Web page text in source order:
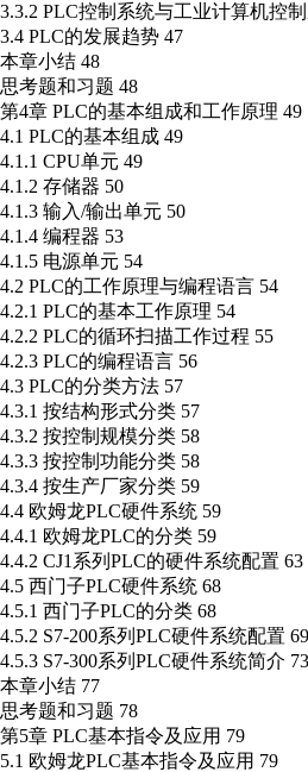
3.3.2 PLC控制系统与工业计算机控
3.4 PLC的发展趋势 47
本章小结 48
思考题和习题 48
第4章 PLC的基本组成和工作原理 49
4.1 PLC的基本组成 49
4.1.1 CPU单元 49
4.1.2 存储器 50
4.1.3 输入/输出单元 50
4.1.4 编程器 53
4.1.5 电源单元 54
4.2 PLC的工作原理与编程语言 54
4.2.1 PLC的基本工作原理 54
4.2.2 PLC的循环扫描工作过程 55
4.2.3 PLC的编程语言 56
4.3 PLC的分类方法 57
4.3.1 按结构形式分类 57
4.3.2 按控制规模分类 58
4.3.3 按控制功能分类 58
4.3.4 按生产厂家分类 59
4.4 欧姆龙PLC硬件系统 59
4.4.1 欧姆龙PLC的分类 59
4.4.2 CJ1系列PLC的硬件系统配置 63
4.5 西门子PLC硬件系统 68
4.5.1 西门子PLC的分类 68
4.5.2 S7-200系列PLC硬件系统配置 69
4.5.3 S7-300系列PLC硬件系统简介 73
本章小结 77
思考题和习题 78
第5章 PLC基本指令及应用 79
5.1 欧姆龙PLC基本指令及应用 79